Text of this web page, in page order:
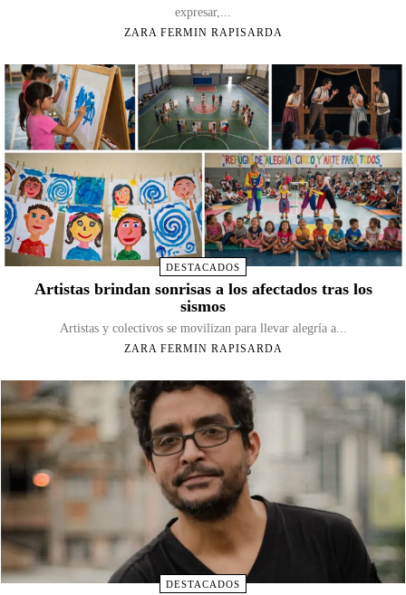
expresar,...
ZARA FERMIN RAPISARDA
DESTACADOS
Artistas brindan sonrisas a los afectados tras los
sismos
Artistas y colectivos se movilizan para llevar alegría a...
ZARA FERMIN RAPISARDA
DESTACADOS